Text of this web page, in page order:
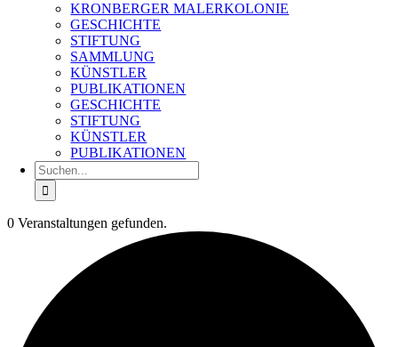
KRONBERGER MALERKOLONIE
GESCHICHTE
STIFTUNG
SAMMLUNG
KÜNSTLER
PUBLIKATIONEN
GESCHICHTE
STIFTUNG
KÜNSTLER
PUBLIKATIONEN
Suche
nach:
0 Veranstaltungen gefunden.